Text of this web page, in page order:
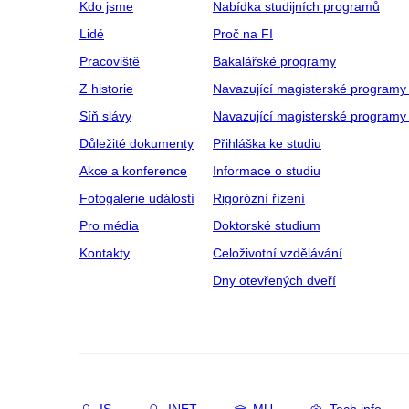
Kdo jsme
Lidé
Pracoviště
Z historie
Síň slávy
Důležité dokumenty
Akce a konference
Fotogalerie událostí
Pro média
Kontakty
Nabídka studijních programů
Proč na FI
Bakalářské programy
Navazující magisterské
Navazující magisterské
Přihláška ke studiu
Informace o studiu
Rigorózní řízení
Doktorské studium
Celoživotní vzdělávání
Dny otevřených dveří